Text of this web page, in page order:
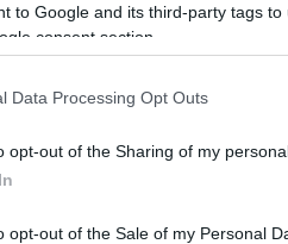
to Google and its third-party tags
consent section.
Data Processing Opt Outs
opt-out of the Sharing of my
opt-out of the Sale of my Personal
ξεκινάει
S/4HANA